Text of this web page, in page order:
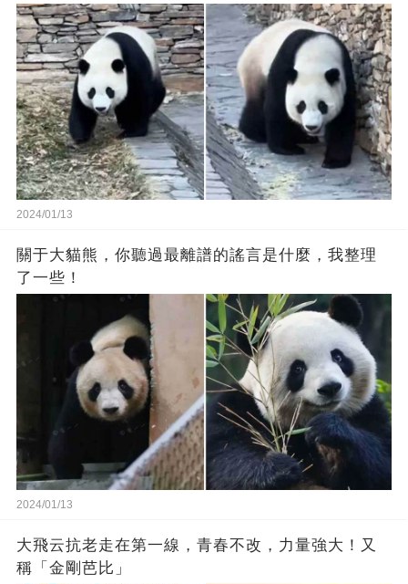
2024/01/13
關于大貓熊，你聽過最離譜的謠言是什麼，我整理
了一些！
2024/01/13
大飛云抗老走在第一線，青春不改，力量強大！又
稱「金剛芭比」